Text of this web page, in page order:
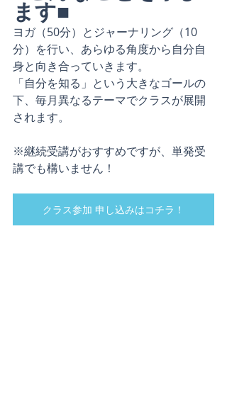
ます■
ヨガ（50分）とジャーナリング（10
分）を行い、あらゆる角度から自分自
身と向き合っていきます。
「自分を知る」という大きなゴールの
下、毎月異なるテーマでクラスが展開
されます。
※継続受講がおすすめですが、単発受
講でも構いません！
クラス参加 申し込みはコチラ！